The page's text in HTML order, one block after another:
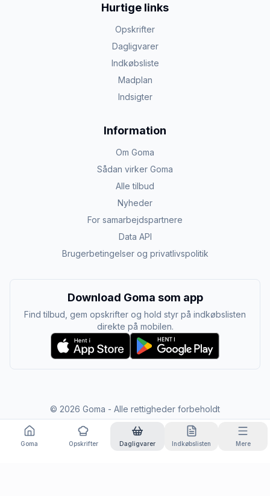
Hurtige links
Opskrifter
Dagligvarer
Indkøbsliste
Madplan
Indsigter
Information
Om Goma
Sådan virker Goma
Alle tilbud
Nyheder
For samarbejdspartnere
Data API
Brugerbetingelser og privatlivspolitik
Download Goma som app
Find tilbud, gem opskrifter og hold styr på indkøbslisten
direkte på mobilen.
© 2026 Goma - Alle rettigheder forbeholdt
Goma Opskrifter Dagligvarer Indkøbslisten Mere